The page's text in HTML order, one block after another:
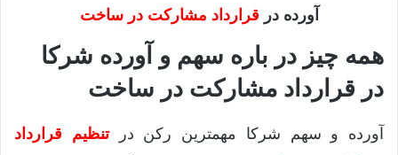
آورده در قرارداد مشارکت در ساخت
همه چیز در باره سهم و آورده شرکا
در قرارداد مشارکت در ساخت
آورده و سهم شرکا مهمترین رکن درتنظیم قرارداد